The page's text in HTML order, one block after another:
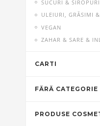
SUCURI & SIROPURI
ULEIURI, GRĂSIMI
VEGAN
ZAHAR & SARE &
CARTI
FĂRĂ CATEGORIE
PRODUSE